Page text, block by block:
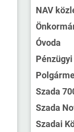
NAV
Óvoda
Szada
Szada
Szadai